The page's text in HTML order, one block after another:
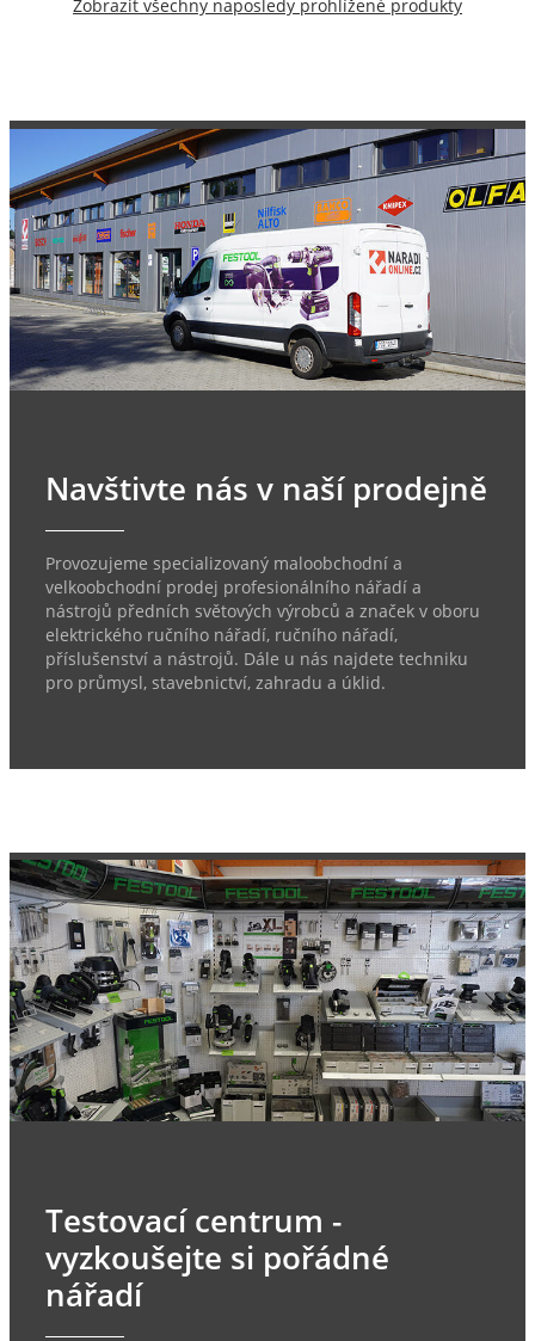
Zobrazit všechny naposledy prohlížené produkty
Navštivte nás v naší prodejně
Provozujeme specializovaný maloobchodní a
velkoobchodní prodej profesionálního nářadí a
nástrojů předních světových výrobců a značek v oboru
elektrického ručního nářadí, ručního nářadí,
příslušenství a nástrojů. Dále u nás najdete techniku
pro průmysl, stavebnictví, zahradu a úklid.
Testovací centrum -
vyzkoušejte si pořádné
nářadí